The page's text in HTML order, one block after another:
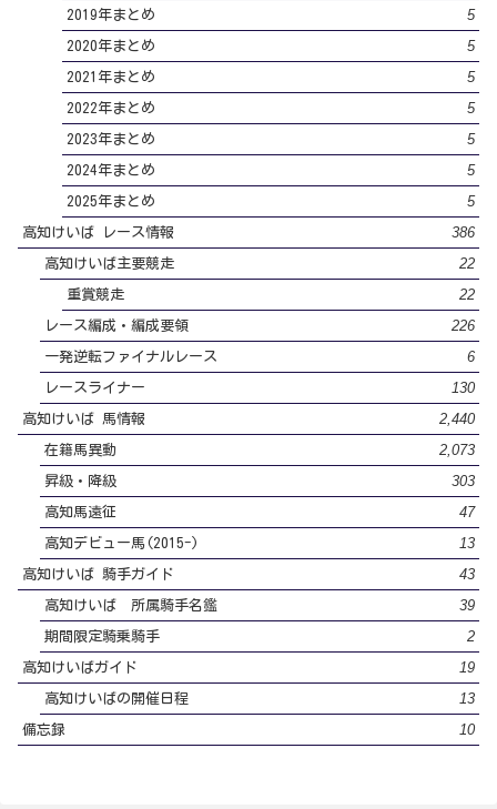
2019年まとめ 5
2020年まとめ 5
2021年まとめ 5
2022年まとめ 5
2023年まとめ 5
2024年まとめ 5
2025年まとめ 5
高知けいば レース情報 386
高知けいば主要競走 22
重賞競走 22
レース編成・編成要領 226
一発逆転ファイナルレース 6
レースライナー 130
高知けいば 馬情報 2,440
在籍馬異動 2,073
昇級・降級 303
高知馬遠征 47
高知デビュー馬(2015-) 13
高知けいば 騎手ガイド 43
高知けいば 所属騎手名鑑 39
期間限定騎乗騎手 2
高知けいばガイド 19
高知けいばの開催日程 13
備忘録 10